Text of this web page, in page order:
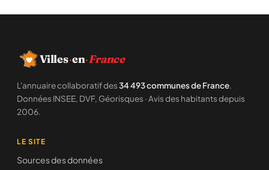
Villes·en·France
L'annuaire collaboratif des34 493 communes de France.
Données INSEE, DVF, Géorisques · Avis des habitants depuis
2006.
LE SITE
Sources des données